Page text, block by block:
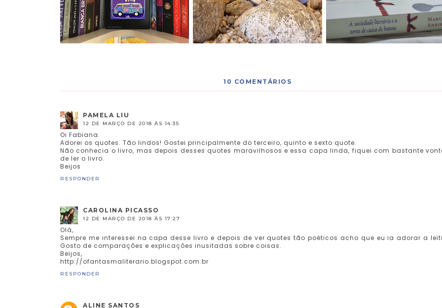
10 COMENTÁRIOS
PAMELA LIU
12 DE MARÇO DE 2018 ÀS 14:35
Oi Fabiana.
Adorei os quotes. Tão lindos! Gostei principalmente do terceiro, quinto e sexto quote.
Não conhecia o livro, mas depois desses quotes maravilhosos e essa capa linda, fiquei com bastante
de ler o livro.
Beijos
RESPONDER
CAROLINA PICASSO
12 DE MARÇO DE 2018 ÀS 17:27
Olá,
Sempre me interessei na capa desse livro e depois de ver quotes tão poéticos acho que eu ia adorar a
Gosto de comparações e explicações inusitadas sobre coisas.
Beijos,
http://ofantasmaliterario.blogspot.com.br
RESPONDER
ALINE SANTOS